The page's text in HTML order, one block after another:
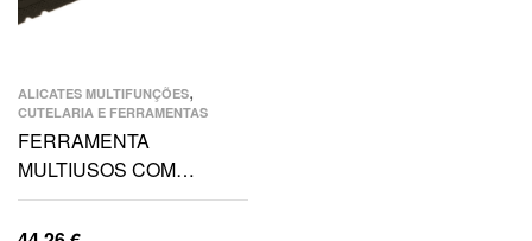
ALICATES MULTIFUNÇÕES,
CUTELARIA E FERRAMENTAS
FERRAMENTA
MULTIUSOS COM
QUEBRA VIDROS